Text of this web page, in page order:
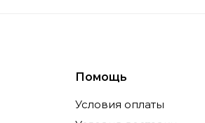
Помощь
Условия оплаты